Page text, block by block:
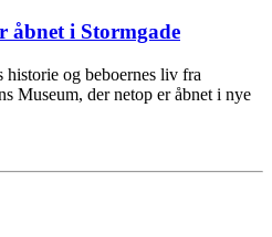
åbnet i Stormgade
historie og beboernes liv fra
Museum, der netop er åbnet i nye